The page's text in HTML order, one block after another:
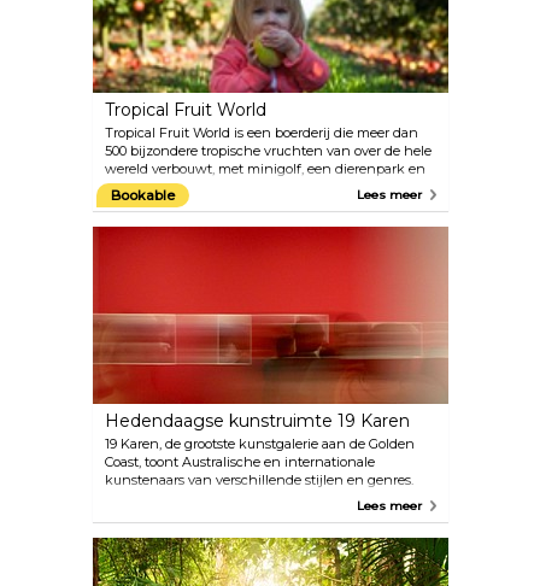
Tropical Fruit World
Tropical Fruit World is een boerderij die meer dan
500 bijzondere tropische vruchten van over de hele
wereld verbouwt, met minigolf, een dierenpark en
attracties voor de kleintjes. Deze boerderij is sinds
1983 een pionier op het gebied van ecotoerisme. Je
ticket omvat een volledig begeleide plantagesafari
workshops en speciale culturele ervaringen. Je bent
van harte welkom om te ontbijten of te lunchen in
Plantation Cafe, waar de beste vers geplukte
vruchten en daarmee gemaakte desserts worden
geserveerd.
Bookable Lees meer
Hedendaagse kunstruimte 19 Karen
19 Karen, de grootste kunstgalerie aan de Golden
Coast, toont Australische en internationale
kunstenaars van verschillende stijlen en genres.
Urban-, straat- en pop-art, expressionisme,
realisme en surrealisme en alles daartussenin.
Allemaal in één grote witte kubusruimte in een
omgebouwd pakhuis. Hou zeker hun website in de
Lees meer